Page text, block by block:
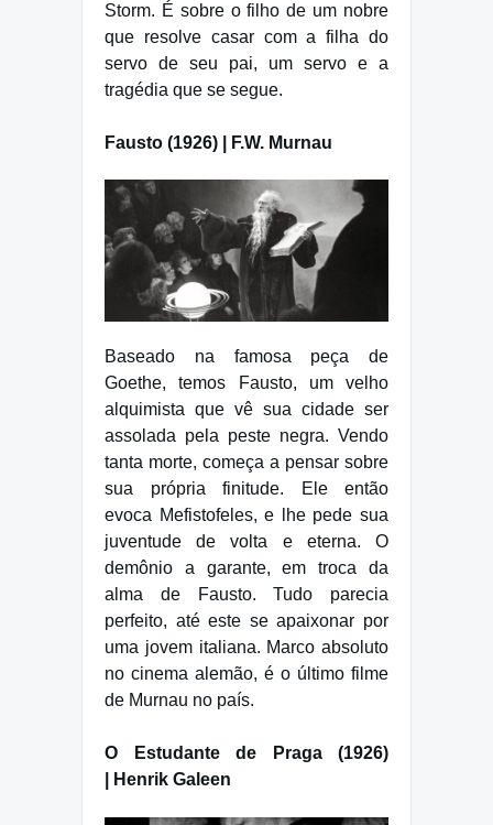
Storm. É sobre o filho de um nobre
que resolve casar com a filha do
servo de seu pai, um servo e a
tragédia que se segue.
Fausto (1926) | F.W. Murnau
Baseado na famosa peça de
Goethe, temos Fausto, um velho
alquimista que vê sua cidade ser
assolada pela peste negra. Vendo
tanta morte, começa a pensar sobre
sua própria finitude. Ele então
evoca Mefistofeles, e lhe pede sua
juventude de volta e eterna. O
demônio a garante, em troca da
alma de Fausto. Tudo parecia
perfeito, até este se apaixonar por
uma jovem italiana. Marco absoluto
no cinema alemão, é o último filme
de Murnau no país.
O Estudante de Praga (1926)
| Henrik Galeen